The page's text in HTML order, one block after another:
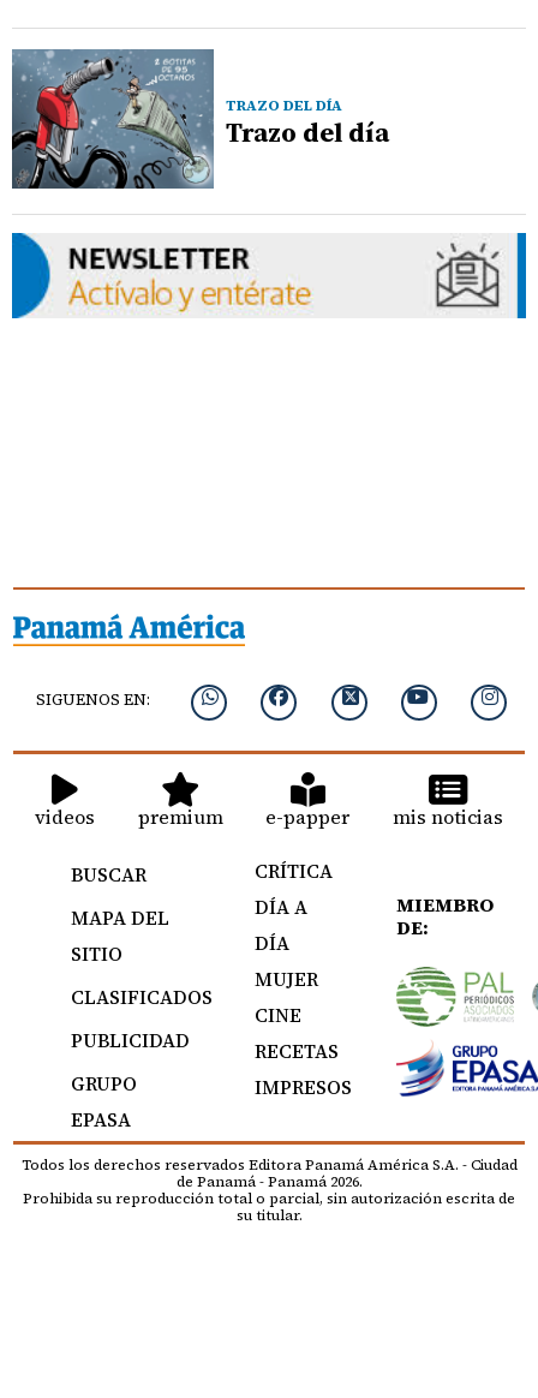
TRAZO DEL DÍA
Trazo del día
SIGUENOS EN:
videos premium e-papper mis noticias
BUSCAR
MAPA DEL
SITIO
CLASIFICADOS
PUBLICIDAD
GRUPO
EPASA
CRÍTICA
DÍA A
DÍA
MUJER
CINE
RECETAS
IMPRESOS
MIEMBRO
DE:
Todos los derechos reservados Editora Panamá América S.A. - Ciudad
de Panamá - Panamá 2026.
Prohibida su reproducción total o parcial, sin autorización escrita de
su titular.